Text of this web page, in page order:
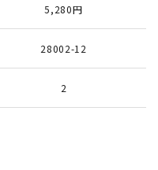
5,280円
28002-12
2